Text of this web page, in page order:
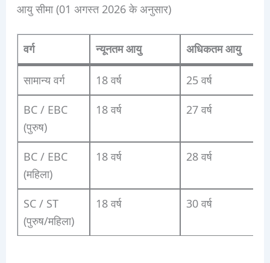
आयु सीमा (01 अगस्त 2026 के अनुसार)
वर्ग न्यूनतम आयु अधिकतम आयु
सामान्य वर्ग 18 वर्ष 25 वर्ष
BC / EBC
(पुरुष)
18 वर्ष 27 वर्ष
BC / EBC
(महिला)
18 वर्ष 28 वर्ष
SC / ST
(पुरुष/महिला)
18 वर्ष 30 वर्ष